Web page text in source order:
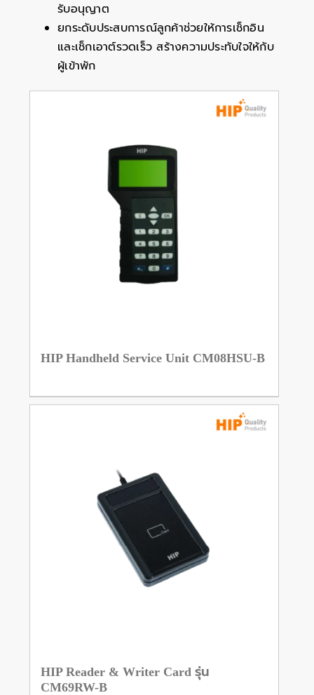
รับอนุญาต
ยกระดับประสบการณ์ลูกค้าช่วยให้การเช็กอิน
และเช็กเอาต์รวดเร็ว สร้างความประทับใจให้กับ
ผู้เข้าพัก
HIP Handheld Service Unit CM08HSU-B
HIP Reader & Writer Card รุ่น
CM69RW-B